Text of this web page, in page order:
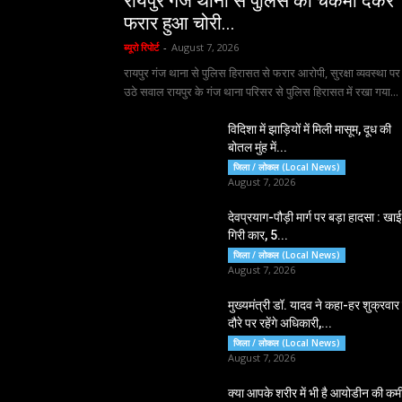
फरार हुआ चोरी...
ब्यूरो रिपोर्ट - August 7, 2026
रायपुर गंज थाना से पुलिस हिरासत से फरार आरोपी, सुरक्षा व्यवस्था पर
उठे सवाल रायपुर के गंज थाना परिसर से पुलिस हिरासत में रखा गया...
विदिशा में झाड़ियों में मिली मासूम, दूध की
बोतल मुंह में...
जिला / लोकल (Local News)
August 7, 2026
देवप्रयाग-पौड़ी मार्ग पर बड़ा हादसा :
गिरी कार, 5...
जिला / लोकल (Local News)
August 7, 2026
मुख्यमंत्री डॉ. यादव ने कहा-हर शुक्रवार
दौरे पर रहेंगे अधिकारी,...
जिला / लोकल (Local News)
August 7, 2026
क्या आपके शरीर में भी है आयोडीन की